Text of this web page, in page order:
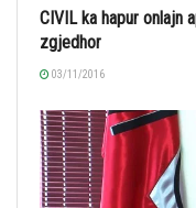
CIVIL ka hapur onlajn
zgjedhor
03/11/2016